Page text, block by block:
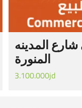
المدينه
المنورة
3.100.000jd